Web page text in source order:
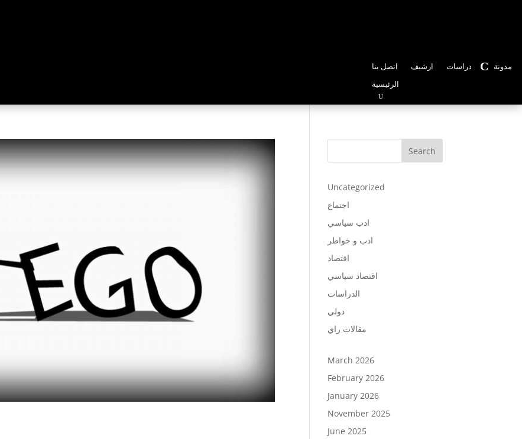
اتصل بنا ارشيف دراسات
مدونة
الرئيسية
Search
Uncategorized
اجتماع
ادب سياسي
ادب و خواطر
اقتصاد
اقتصاد سياسي
الدراسات
دولي
مقالات راي
March 2026
February 2026
January 2026
November 2025
June 2025